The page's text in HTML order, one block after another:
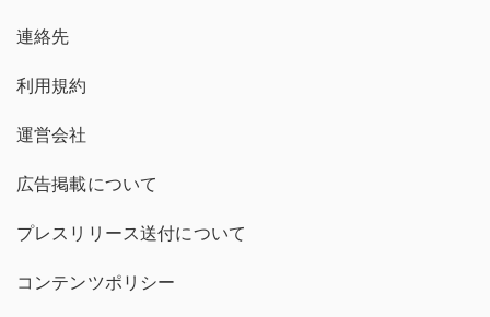
連絡先
利用規約
運営会社
広告掲載について
プレスリリース送付について
コンテンツポリシー